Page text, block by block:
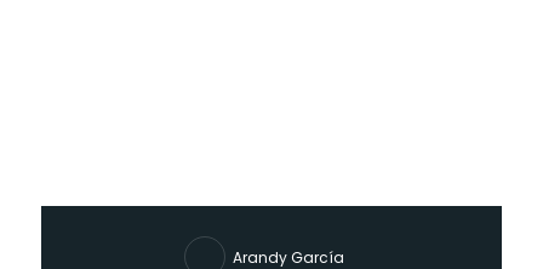
Arandy García